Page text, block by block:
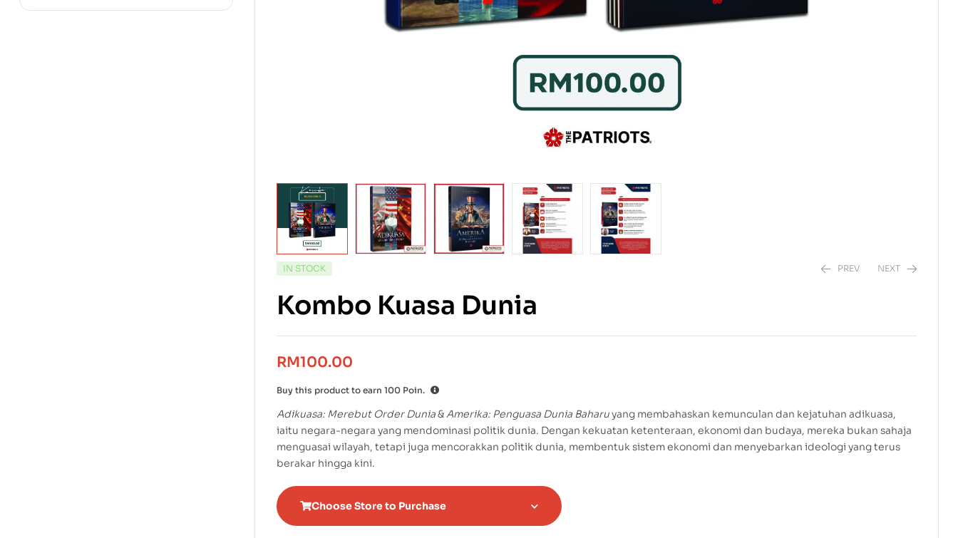
IN STOCK PREV NEXT
Kombo Kuasa Dunia
RM100.00
Buy this product to earn 100 Poin.
Adikuasa: Merebut Order Dunia&Amerika: Penguasa Dunia Baharuyang membahaskan kemunculan dan kejatuhan adikuasa,
iaitu negara-negara yang mendominasi politik dunia. Dengan kekuatan ketenteraan, ekonomi dan budaya, mereka bukan sahaja
menguasai wilayah, tetapi juga mencorakkan politik dunia, membentuk sistem ekonomi dan menyebarkan ideologi yang terus
berakar hingga kini.
Choose Store to Purchase